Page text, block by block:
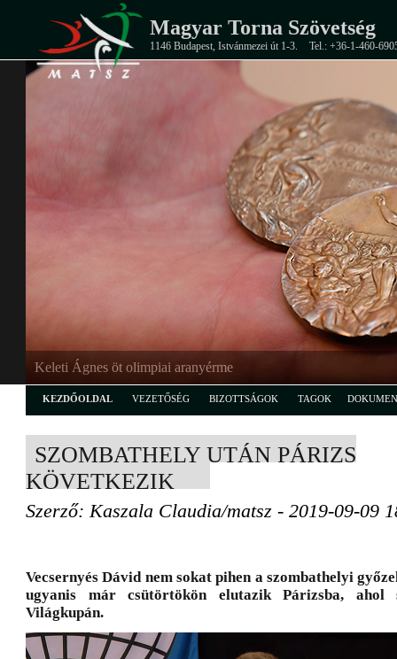
Magyar Torna Szövetség
1146 Budapest, Istvánmezei út 1-3. Tel.: +36-1-460-
EB-ezüstérmes junior férfi csapat
KEZDŐOLDAL VEZETŐSÉG BIZOTTSÁGOK TAGOK
SZOMBATHELY UTÁN PÁRIZS
KÖVETKEZIK
Szerző: Kaszala Claudia/matsz - 2019-09-09
Vecsernyés Dávid nem sokat pihen a szombathelyi
ugyanis már csütörtökön elutazik Párizsba, ahol
Világkupán.